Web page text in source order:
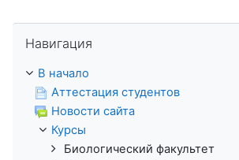
Навигация
В начало
Аттестация студентов
Новости сайта
Курсы
Биологический факультет